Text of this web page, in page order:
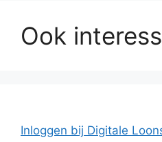
Ook
Inloggen bij Digitale